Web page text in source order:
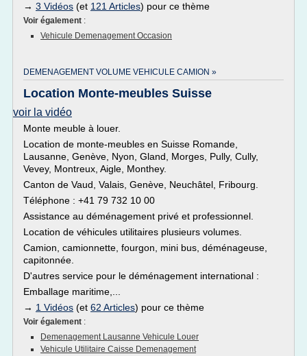
→ 3 Vidéos (et 121 Articles) pour ce thème
Voir également :
Vehicule Demenagement Occasion
DEMENAGEMENT VOLUME VEHICULE CAMION »
Location Monte-meubles Suisse
voir la vidéo
Monte meuble à louer.
Location de monte-meubles en Suisse Romande,
Lausanne, Genève, Nyon, Gland, Morges, Pully, Cully,
Vevey, Montreux, Aigle, Monthey.
Canton de Vaud, Valais, Genève, Neuchâtel, Fribourg.
Téléphone : +41 79 732 10 00
Assistance au déménagement privé et professionnel.
Location de véhicules utilitaires plusieurs volumes.
Camion, camionnette, fourgon, mini bus, déménageuse,
capitonnée.
D'autres service pour le déménagement international :
Emballage maritime,...
→ 1 Vidéos (et 62 Articles) pour ce thème
Voir également :
Demenagement Lausanne Vehicule Louer
Vehicule Utilitaire Caisse Demenagement